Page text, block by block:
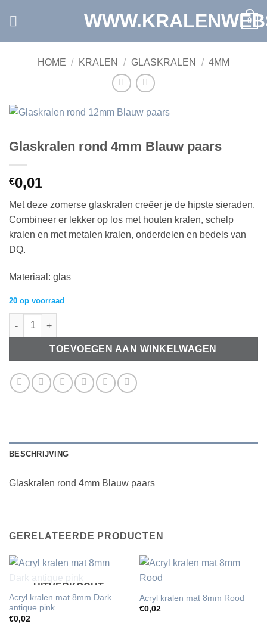
0
HOME / KRALEN / GLASKRALEN / 4MM
Glaskralen rond 4mm Blauw paars
€0,01
Met deze zomerse glaskralen creëer je de hipste sieraden.
Combineer er lekker op los met houten kralen, schelp
kralen en met metalen kralen, onderdelen en bedels van
DQ.
Materiaal: glas
20 op voorraad
Glaskralen rond 4mm Blauw paars aantal
TOEVOEGEN AAN WINKELWAGEN
BESCHRIJVING
Glaskralen rond 4mm Blauw paars
GERELATEERDE PRODUCTEN
UITVERKOCHT
Acryl kralen mat 8mm Dark
antique pink
€0,02
Acryl kralen mat 8mm Rood
€0,02